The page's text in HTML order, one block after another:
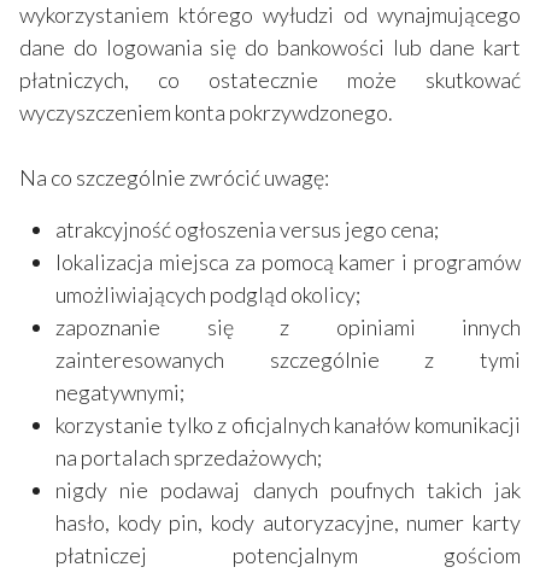
wykorzystaniem którego wyłudzi od wynajmującego
dane do logowania się do bankowości lub dane kart
płatniczych, co ostatecznie może skutkować
wyczyszczeniem konta pokrzywdzonego.
Na co szczególnie zwrócić uwagę:
atrakcyjność ogłoszenia versus jego cena;
lokalizacja miejsca za pomocą kamer i programów
umożliwiających podgląd okolicy;
zapoznanie się z opiniami innych
zainteresowanych szczególnie z tymi
negatywnymi;
korzystanie tylko z oficjalnych kanałów komunikacji
na portalach sprzedażowych;
nigdy nie podawaj danych poufnych takich jak
hasło, kody pin, kody autoryzacyjne, numer karty
płatniczej potencjalnym gościom